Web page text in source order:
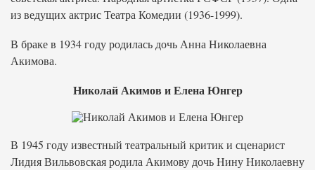
из ведущих актрис Театра Комедии (1936-1999).
В браке в 1934 году родилась дочь Анна Николаевна
Акимова.
Николай Акимов и Елена Юнгер
В 1945 году известный театральный критик и сценарист
Лидия Вильвовская родила Акимову дочь Нину Николаевну